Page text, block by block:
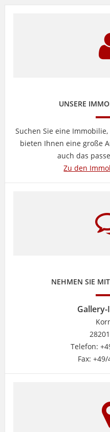
UNSERE
Suchen Sie eine
bieten Ihnen eine große
auch das
Zu den
NEHMEN SIE
Telefon:
Fax: